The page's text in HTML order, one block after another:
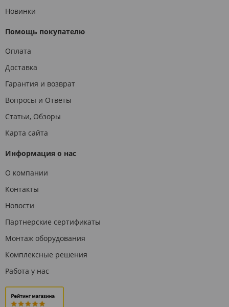
Новинки
Помощь покупателю
Оплата
Доставка
Гарантия и возврат
Вопросы и Ответы
Статьи, Обзоры
Карта сайта
Информация о нас
О компании
Контакты
Новости
Партнерские сертификаты
Монтаж оборудования
Комплексные решения
Работа у нас